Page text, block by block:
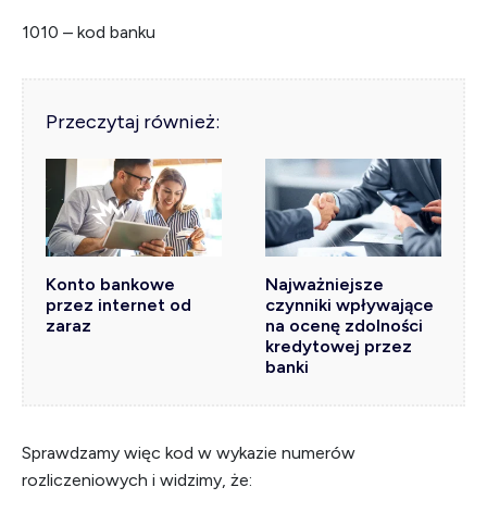
1010 – kod banku
Przeczytaj również:
Konto bankowe
przez internet od
zaraz
Najważniejsze
czynniki wpływające
na ocenę zdolności
kredytowej przez
banki
Sprawdzamy więc kod w wykazie numerów
rozliczeniowych i widzimy, że: